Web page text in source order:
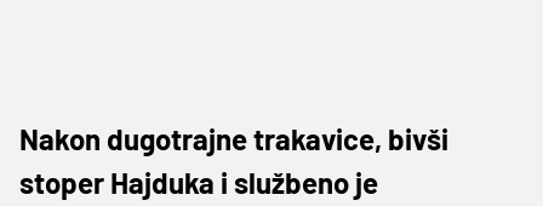
Nakon dugotrajne trakavice, bivši
stoper Hajduka i službeno je